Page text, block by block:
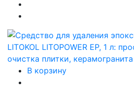
В корзину